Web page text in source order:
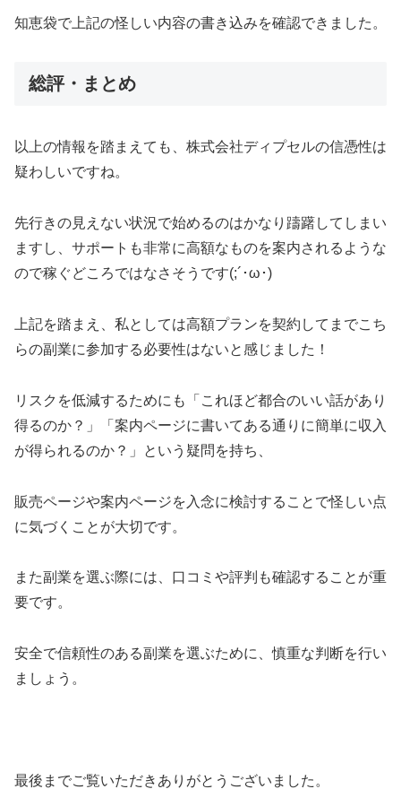
知恵袋で上記の怪しい内容の書き込みを確認できました。
総評・まとめ
以上の情報を踏まえても、株式会社ディプセルの信憑性は
疑わしいですね。
先行きの見えない状況で始めるのはかなり躊躇してしまい
ますし、サポートも非常に高額なものを案内されるような
ので稼ぐどころではなさそうです(;´･ω･)
上記を踏まえ、私としては高額プランを契約してまでこち
らの副業に参加する必要性はないと感じました！
リスクを低減するためにも「これほど都合のいい話があり
得るのか？」「案内ページに書いてある通りに簡単に収入
が得られるのか？」という疑問を持ち、
販売ページや案内ページを入念に検討することで怪しい点
に気づくことが大切です。
また副業を選ぶ際には、口コミや評判も確認することが重
要です。
安全で信頼性のある副業を選ぶために、慎重な判断を行い
ましょう。
最後までご覧いただきありがとうございました。